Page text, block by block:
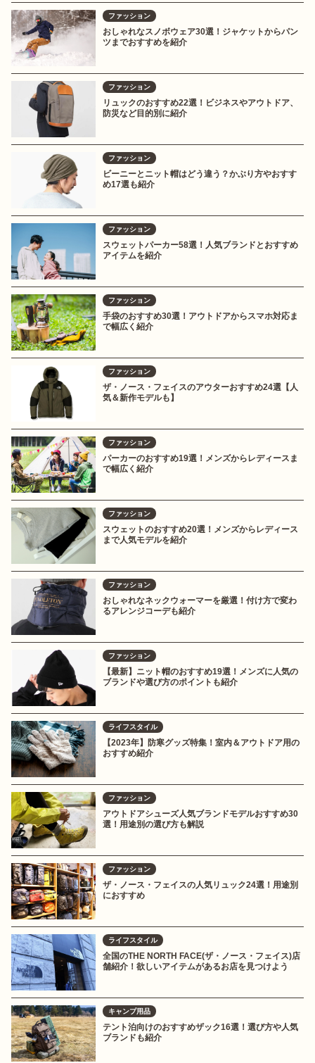
ファッション
おしゃれなスノボウェア30選！ジャケットからパン
ツまでおすすめを紹介
ファッション
リュックのおすすめ22選！ビジネスやアウトドア、
防災など目的別に紹介
ファッション
ビーニーとニット帽はどう違う？かぶり方やおすす
め17選も紹介
ファッション
スウェットパーカー58選！人気ブランドとおすすめ
アイテムを紹介
ファッション
手袋のおすすめ30選！アウトドアからスマホ対応ま
で幅広く紹介
ファッション
ザ・ノース・フェイスのアウターおすすめ24選【人
気＆新作モデルも】
ファッション
パーカーのおすすめ19選！メンズからレディースま
で幅広く紹介
ファッション
スウェットのおすすめ20選！メンズからレディース
まで人気モデルを紹介
ファッション
おしゃれなネックウォーマーを厳選！付け方で変わ
るアレンジコーデも紹介
ファッション
【最新】ニット帽のおすすめ19選！メンズに人気の
ブランドや選び方のポイントも紹介
ライフスタイル
【2023年】防寒グッズ特集！室内＆アウトドア用の
おすすめ紹介
ファッション
アウトドアシューズ人気ブランドモデルおすすめ30
選！用途別の選び方も解説
ファッション
ザ・ノース・フェイスの人気リュック24選！用途別
におすすめ
ライフスタイル
全国のTHE NORTH FACE(ザ・ノース・フェイス)店
舗紹介！欲しいアイテムがあるお店を見つけよう
キャンプ用品
テント泊向けのおすすめザック16選！選び方や人気
ブランドも紹介